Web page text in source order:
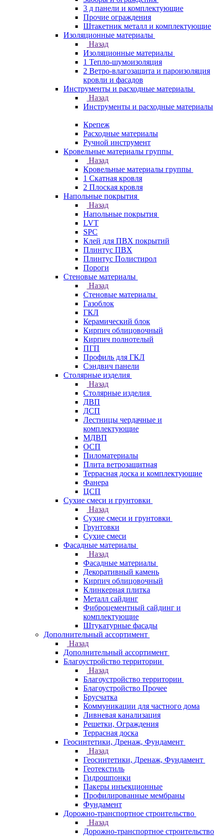
3 д панели и комплектующие
Прочие ограждения
Штакетник металл и комплектующие
Изоляционные материалы
Назад
Изоляционные материалы
1 Тепло-шумоизоляция
2 Ветро-влагозащита и пароизоляция
кровли и фасадов
Инструменты и расходные материалы
Назад
Инструменты и расходные материалы
Крепеж
Расходные материалы
Ручной инструмент
Кровельные материалы группы
Назад
Кровельные материалы группы
1 Скатная кровля
2 Плоская кровля
Напольные покрытия
Назад
Напольные покрытия
LVT
SPC
Клей для ПВХ покрытий
Плинтус ПВХ
Плинтус Полистирол
Пороги
Стеновые материалы
Назад
Стеновые материалы
Газоблок
ГКЛ
Керамический блок
Кирпич облицовочный
Кирпич полнотелый
ПГП
Профиль для ГКЛ
Сэндвич панели
Столярные изделия
Назад
Столярные изделия
ДВП
ДСП
Лестницы чердачные и
комплектующие
МДВП
ОСП
Пиломатериалы
Плита ветрозащитная
Террасная доска и комплектующие
Фанера
ЦСП
Сухие смеси и грунтовки
Назад
Сухие смеси и грунтовки
Грунтовки
Сухие смеси
Фасадные материалы
Назад
Фасадные материалы
Декоративный камень
Кирпич облицовочный
Клинкерная плитка
Металл сайдинг
Фиброцементный сайдинг и
комплектующие
Штукатурные фасады
Дополнительный ассортимент
Назад
Дополнительный ассортимент
Благоустройство территории
Назад
Благоустройство территории
Благоустройство Прочее
Брусчатка
Коммуникации для частного дома
Ливневая канализация
Решетки, Ограждения
Террасная доска
Геосинтетики, Дренаж, Фундамент
Назад
Геосинтетики, Дренаж, Фундамент
Геотекстиль
Гидрошпонки
Пакеры инъекционные
Профилированные мембраны
Фундамент
Дорожно-транспортное строительство
Назад
Дорожно-транспортное строительство